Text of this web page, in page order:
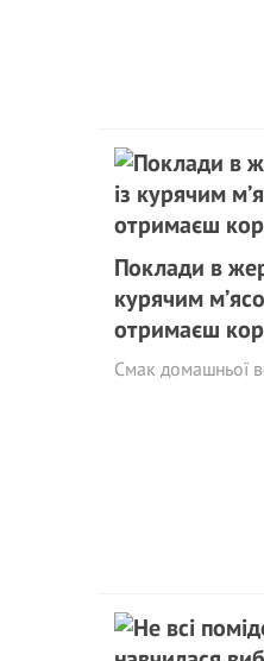
Поклади в
курячим
отримаєш
Смак домашньої